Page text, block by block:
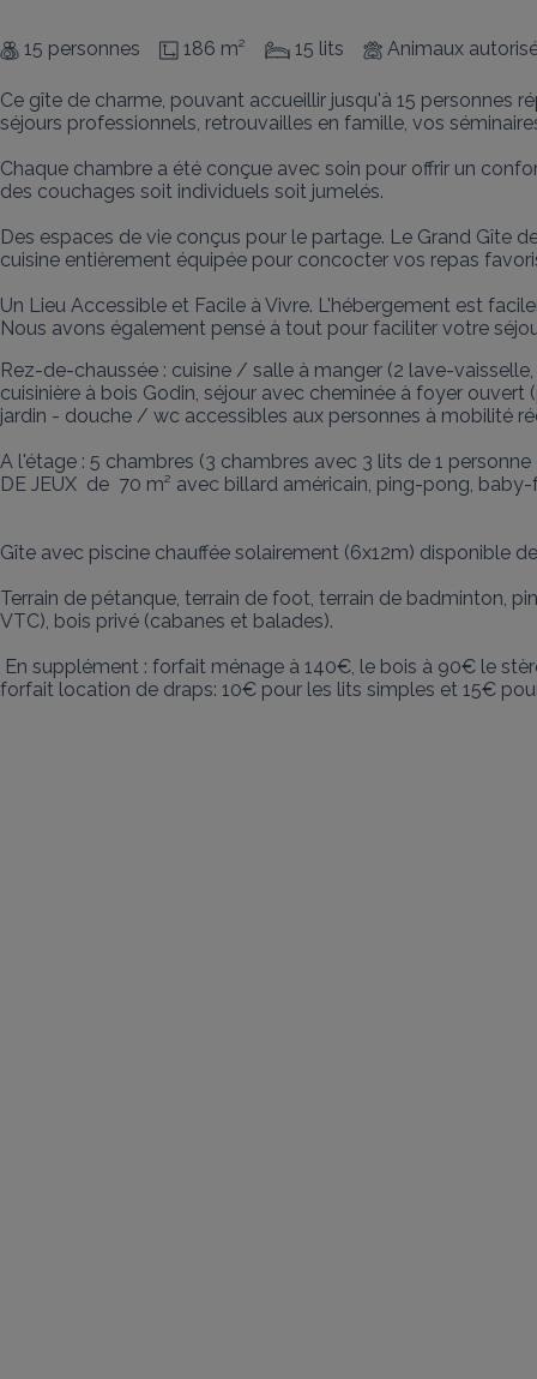
15 personnes 186 m² 15 lits Animaux
Ce gîte de charme, pouvant accueillir jusqu'à 15
séjours professionnels, retrouvailles en famille, vos
Chaque chambre a été conçue avec soin pour offrir un
des couchages soit individuels soit jumelés.
Des espaces de vie conçus pour le partage. Le Grand Gîte
cuisine entièrement équipée pour concocter vos repas
Un Lieu Accessible et Facile à Vivre. L'hébergement est
Nous avons également pensé à tout pour faciliter votre
Rez-de-chaussée : cuisine / salle à manger (2 lave-
cuisinière à bois Godin, séjour avec cheminée à foyer
jardin - douche / wc accessibles aux personnes à mobilité
A l'étage : 5 chambres (3 chambres avec 3 lits de 1
DE JEUX  de  70 m² avec billard américain, ping-pong,
Gîte avec piscine chauffée solairement (6x12m) disponible
Terrain de pétanque, terrain de foot, terrain de badminton,
VTC), bois privé (cabanes et balades).
forfait location de draps: 10€ pour les lits simples et 15€